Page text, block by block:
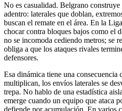
No es casualidad. Belgrano
adentro: laterales que doblan,
buscan el remate en el área. En la
chocar contra bloques bajos como el
no se incomoda cediendo metros; se
obliga a que los ataques rivales
defensores.
Esa dinámica tiene una consecuencia
multiplican, los envíos laterales se
trepa. No hablo de una estadística
emerge cuando un equipo que ataca
defiende por acumulación. En varios